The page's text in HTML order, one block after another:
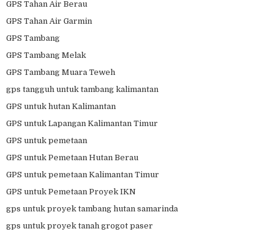
GPS Tahan Air Berau
GPS Tahan Air Garmin
GPS Tambang
GPS Tambang Melak
GPS Tambang Muara Teweh
gps tangguh untuk tambang kalimantan
GPS untuk hutan Kalimantan
GPS untuk Lapangan Kalimantan Timur
GPS untuk pemetaan
GPS untuk Pemetaan Hutan Berau
GPS untuk pemetaan Kalimantan Timur
GPS untuk Pemetaan Proyek IKN
gps untuk proyek tambang hutan samarinda
gps untuk proyek tanah grogot paser